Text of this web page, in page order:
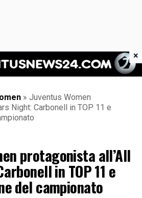
Juventus News 24
» Juventus Women
Night: Carbonell in TOP 11 e
protagonista all’All
in TOP 11 e
del campionato
×